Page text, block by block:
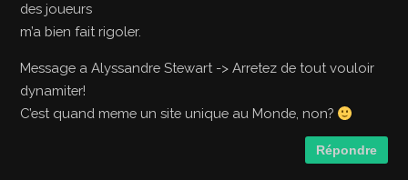
des joueurs
m’a bien fait rigoler.
Message a Alyssandre Stewart -> Arretez de tout vouloir
dynamiter!
C’est quand meme un site unique au Monde, non?
Répondre